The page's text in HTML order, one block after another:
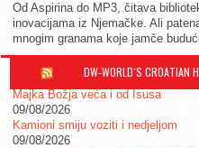
Od Aspirina do MP3, čitava
inovacijama iz Njemačke. Ali
mnogim granama koje jamče
DW-WORLD´S CROATIAN
Majka Božja veća i od Isusa
09/08/2026
Kamioni smiju voziti i nedjeljom
09/08/2026